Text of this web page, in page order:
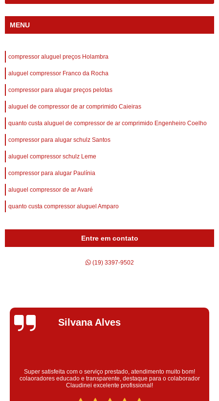
MENU
compressor aluguel preços Holambra
aluguel compressor Franco da Rocha
compressor para alugar preços pelotas
aluguel de compressor de ar comprimido Caieiras
quanto custa aluguel de compressor de ar comprimido Engenheiro Coelho
compressor para alugar schulz Santos
aluguel compressor schulz Leme
compressor para alugar Paulínia
aluguel compressor de ar Avaré
quanto custa compressor aluguel Amparo
Entre em contato
(19) 3397-9502
Silvana Alves
Super satisfeita com o serviço prestado, atendimento muito bom!
colaoradores educado e transparente, destaque para o colaborador
Claudinei excelente profissional!